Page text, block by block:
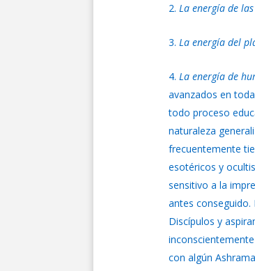
La energía de
La energía del
La energía de
avanzados en
todo proceso
naturaleza
frecuentemente
esotéricos y
sensitivo a la
antes conseguido.
Discípulos y
con algún